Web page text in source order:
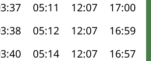
05:11 12:07 17:00
05:12 12:07 16:59
05:14 12:07 16:57